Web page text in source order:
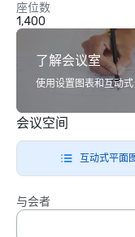
座位数
1,400
了解会议室
使用设置图表和互动式
会议空间
互动式平面
与会者